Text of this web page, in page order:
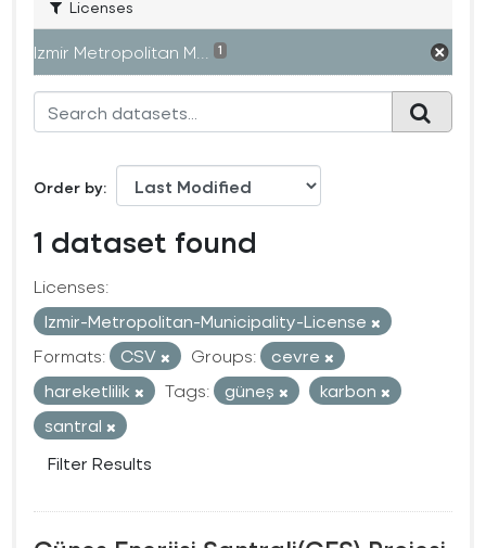
Licenses
Izmir Metropolitan M... 1
Order by
1 dataset found
Licenses:
Izmir-Metropolitan-Municipality-License
Formats:
CSV Groups:
cevre
hareketlilik
Tags: güneş
karbon
santral
Filter Results